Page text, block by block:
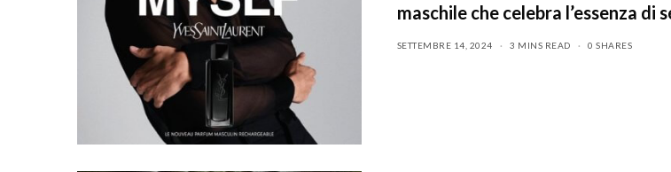
maschile che celebra l’essenza di
SETTEMBRE 14, 2024 3 MINS READ 0 SHARES